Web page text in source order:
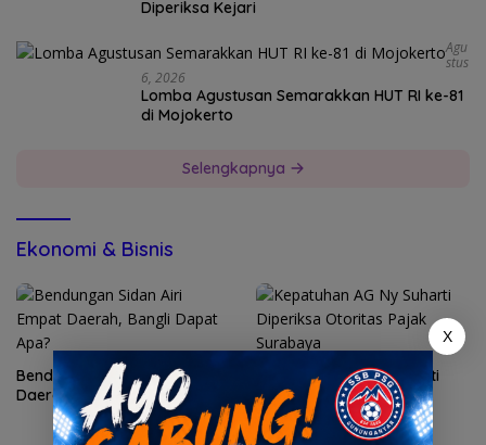
Diperiksa Kejari
Agu
Stus
6, 2026
Lomba Agustusan Semarakkan HUT RI ke-81
di Mojokerto
Selengkapnya
Ekonomi & Bisnis
Bendungan Sidan Airi Empat
Daerah, Bangli Dapat Apa?
Kepatuhan AG Ny Suharti
Diperiksa Otoritas Pajak
Surabaya
X